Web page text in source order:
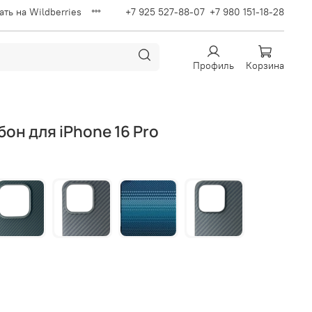
на Wildberries +7 925 527-88-07 +7 980 151-18-28
Профиль
Корзина
для iPhone 16 Pro